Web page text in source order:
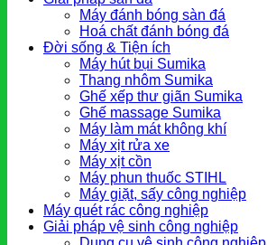
Máy đánh bóng sàn đá
Hoá chất đánh bóng đá
Đời sống & Tiện ích
Máy hút bụi Sumika
Thang nhôm Sumika
Ghế xếp thư giãn Sumika
Ghế massage Sumika
Máy làm mát không khí
Máy xịt rửa xe
Máy xịt cồn
Máy phun thuốc STIHL
Máy giặt, sấy công nghiệp
Máy quét rác công nghiệp
Giải pháp vệ sinh công nghiệp